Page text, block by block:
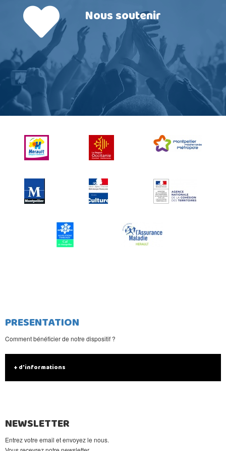
Nous soutenir
PRESENTATION
Comment bénéficier de notre dispositif ?
+ d'informations
NEWSLETTER
Entrez votre email et envoyez le nous.